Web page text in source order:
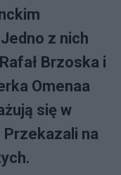
z nich
Brzoska i
Omenaa
się w
Przekazali na